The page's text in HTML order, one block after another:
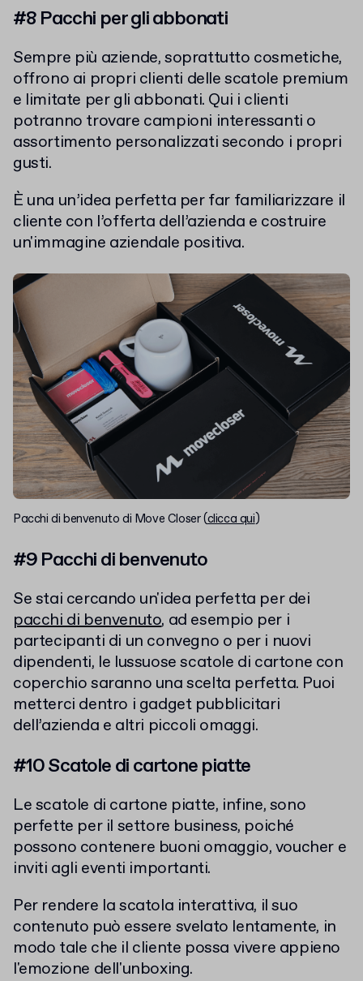
#8 Pacchi per gli abbonati
Sempre più aziende, soprattutto cosmetiche,
offrono ai propri clienti delle scatole premium
e limitate per gli abbonati. Qui i clienti
potranno trovare campioni interessanti o
assortimento personalizzati secondo i propri
gusti.
È una un’idea perfetta per far familiarizzare il
cliente con l’offerta dell’azienda e costruire
un'immagine aziendale positiva.
Pacchi di benvenuto di Move Closer (clicca qui)
#9 Pacchi di benvenuto
Se stai cercando un'idea perfetta per dei
pacchi di benvenuto, ad esempio per i
partecipanti di un convegno o per i nuovi
dipendenti, le lussuose scatole di cartone con
coperchio saranno una scelta perfetta. Puoi
metterci dentro i gadget pubblicitari
dell’azienda e altri piccoli omaggi.
#10 Scatole di cartone piatte
Le scatole di cartone piatte, infine, sono
perfette per il settore business, poiché
possono contenere buoni omaggio, voucher e
inviti agli eventi importanti.
Per rendere la scatola interattiva, il suo
contenuto può essere svelato lentamente, in
modo tale che il cliente possa vivere appieno
l'emozione dell'unboxing.